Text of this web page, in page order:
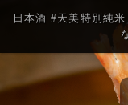
日本酒 #天美特別純